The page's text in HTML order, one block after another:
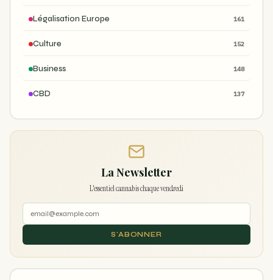
Légalisation Europe 161
Culture 152
Business 148
CBD 137
La Newsletter
L'essentiel cannabis chaque vendredi
S'ABONNER